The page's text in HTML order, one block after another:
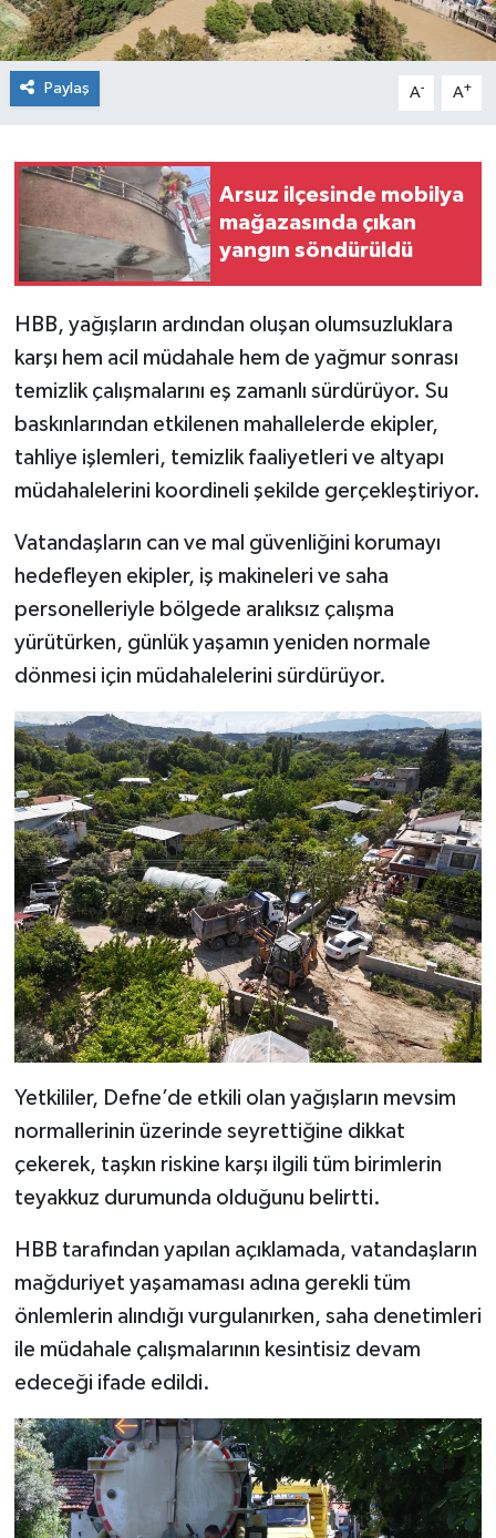
Paylaş A- A+
Arsuz ilçesinde mobilya
mağazasında çıkan
yangın söndürüldü
HBB, yağışların ardından oluşan olumsuzluklara
karşı hem acil müdahale hem de yağmur sonrası
temizlik çalışmalarını eş zamanlı sürdürüyor. Su
baskınlarından etkilenen mahallelerde ekipler,
tahliye işlemleri, temizlik faaliyetleri ve altyapı
müdahalelerini koordineli şekilde gerçekleştiriyor.
Vatandaşların can ve mal güvenliğini korumayı
hedefleyen ekipler, iş makineleri ve saha
personelleriyle bölgede aralıksız çalışma
yürütürken, günlük yaşamın yeniden normale
dönmesi için müdahalelerini sürdürüyor.
Yetkililer, Defne’de etkili olan yağışların mevsim
normallerinin üzerinde seyrettiğine dikkat
çekerek, taşkın riskine karşı ilgili tüm birimlerin
teyakkuz durumunda olduğunu belirtti.
HBB tarafından yapılan açıklamada, vatandaşların
mağduriyet yaşamaması adına gerekli tüm
önlemlerin alındığı vurgulanırken, saha denetimleri
ile müdahale çalışmalarının kesintisiz devam
edeceği ifade edildi.